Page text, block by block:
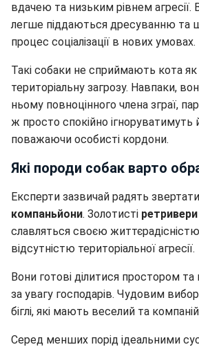
вдачею та низьким рівнем агресії.
легше піддаються дресуванню та
процес соціалізації в нових умовах.
Такі собаки не сприймають кота
територіальну загрозу. Навпаки,
ньому повноцінного члена зграї,
ж просто спокійно ігноруватимуть
поважаючи особисті кордони.
Які породи собак варто
Експерти зазвичай радять
компаньйони. Золотисті
славляться своєю
відсутністю територіальної агресії.
Вони готові ділитися простором
за увагу господарів. Чудовим
біглі, які мають веселий та
Серед менших порід ідеальними